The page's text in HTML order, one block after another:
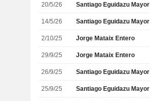
20/5/26 Santiago Eguidazu Mayor
14/5/26 Santiago Eguidazu Mayor
2/10/25 Jorge Mataix Entero
29/9/25 Jorge Mataix Entero
26/9/25 Santiago Eguidazu Mayor
25/9/25 Santiago Eguidazu Mayor